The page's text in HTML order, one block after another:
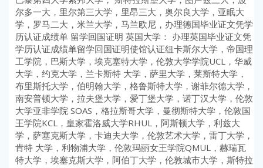
尔多一大，里尔第三大学，里昂三大，奥尔良大学，亚眠大
学，罗马二大，米兰大学，马兰欧尼，办理德国毕业证文凭学
历认证成绩单 留学回国证明 英国大学： 办理英国毕业证文凭
学历认证成绩单留学回国证明使馆认证纽卡斯尔大学，帝国理
工学院，巴斯大学，埃克塞特大学，伦敦大学学院UCL，华威
大学，约克大学，兰卡斯特 大学，萨里大学，莱斯特大学，
布里斯托大学，伯明翰大学，格鲁斯特大学，谢菲尔德大学，
南安普顿大学，拉夫堡大学，爱丁堡大学，诺丁汉大学，伦敦
大学亚非学院 SOAS，格拉斯哥大学，曼彻斯特大学，伦敦国
王学院KCL，皇家霍洛威大学RHUL，阿斯顿大学，利兹大
学，萨塞克斯大学，卡迪夫大学，伦敦艺术大学，雷丁大学，
肯特 大学，利物浦大学，伦敦玛丽女王学院QMUL，赫瑞瓦
特大学，埃塞克斯大学，阿伯丁大学，伦敦城市大学，斯特拉